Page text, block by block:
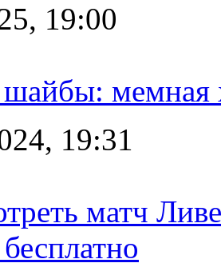
19:00
мемная
19:31
матч